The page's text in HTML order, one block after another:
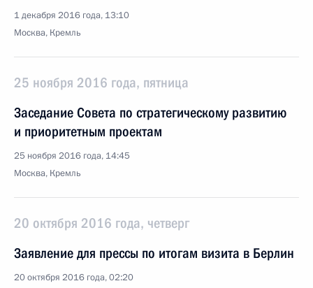
1 декабря 2016 года, 13:10
Москва, Кремль
25 ноября 2016 года, пятница
Заседание Совета по стратегическому развитию
и приоритетным проектам
25 ноября 2016 года, 14:45
Москва, Кремль
20 октября 2016 года, четверг
Заявление для прессы по итогам визита в Берлин
20 октября 2016 года, 02:20